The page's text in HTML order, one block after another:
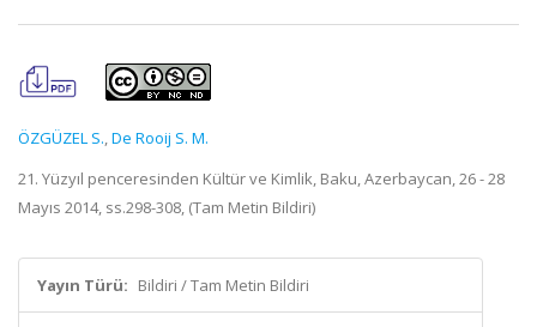
ÖZGÜZEL S.,De Rooij S. M.
21. Yüzyıl penceresinden Kültür ve Kimlik, Baku, Azerbaycan, 26 - 28
Mayıs 2014, ss.298-308, (Tam Metin Bildiri)
Yayın Türü: Bildiri / Tam Metin Bildiri